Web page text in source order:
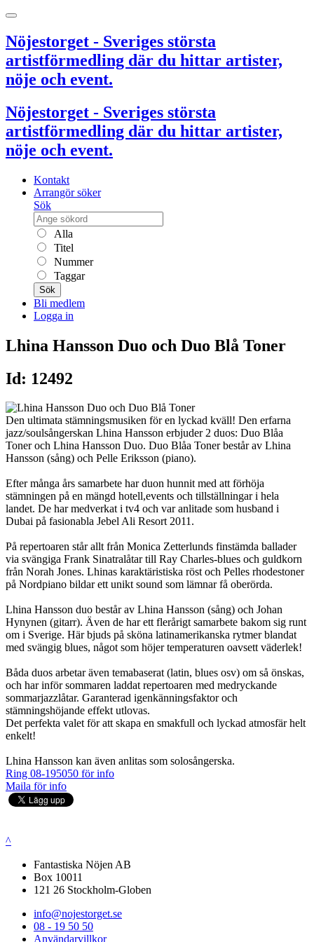
Nöjestorget - Sveriges största
artistförmedling där du hittar artister,
nöje och event.
Nöjestorget - Sveriges största
artistförmedling där du hittar artister,
nöje och event.
Kontakt
Arrangör söker
Sök
Alla
Titel
Nummer
Taggar
Sök
Bli medlem
Logga in
Lhina Hansson Duo och Duo Blå Toner
Id: 12492
Den ultimata stämningsmusiken för en lyckad kväll! Den erfarna
jazz/soulsångerskan Lhina Hansson erbjuder 2 duos: Duo Blåa
Toner och Lhina Hansson Duo. Duo Blåa Toner består av Lhina
Hansson (sång) och Pelle Eriksson (piano).
Efter många års samarbete har duon hunnit med att förhöja
stämningen på en mängd hotell,events och tillställningar i hela
landet. De har medverkat i tv4 och var anlitade som husband i
Dubai på fasionabla Jebel Ali Resort 2011.
På repertoaren står allt från Monica Zetterlunds finstämda ballader
via svängiga Frank Sinatralåtar till Ray Charles-blues och guldkorn
från Norah Jones. Lhinas karaktäristiska röst och Pelles rhodestoner
på Nordpiano bildar ett unikt sound som lämnar få oberörda.
Lhina Hansson duo består av Lhina Hansson (sång) och Johan
Hynynen (gitarr). Även de har ett flerårigt samarbete bakom sig runt
om i Sverige. Här bjuds på sköna latinamerikanska rytmer blandat
med svängig blues, något som höjer temperaturen oavsett väderlek!
Båda duos arbetar även temabaserat (latin, blues osv) om så önskas,
och har inför sommaren laddat repertoaren med medryckande
sommarjazzlåtar. Garanterad igenkänningsfaktor och
stämningshöjande effekt utlovas.
Det perfekta valet för att skapa en smakfull och lyckad atmosfär helt
enkelt!
Lhina Hansson kan även anlitas som solosångerska.
Ring 08-195050 för info
Maila för info
^
Fantastiska Nöjen AB
Box 10011
121 26 Stockholm-Globen
info@nojestorget.se
08 - 19 50 50
Användarvillkor